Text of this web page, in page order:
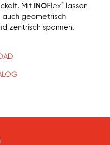
Mit INOFlex® lassen
auch geometrisch
zentrisch spannen.